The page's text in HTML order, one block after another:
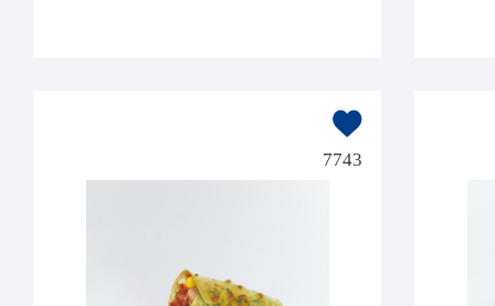
7743